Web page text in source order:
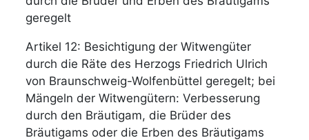
geregelt
Artikel 12: Besichtigung der Witwengüter
durch die Räte des Herzogs Friedrich Ulrich
von Braunschweig-Wolfenbüttel geregelt; bei
Mängeln der Witwengütern: Verbesserung
durch den Bräutigam, die Brüder des
Bräutigams oder die Erben des Bräutigams